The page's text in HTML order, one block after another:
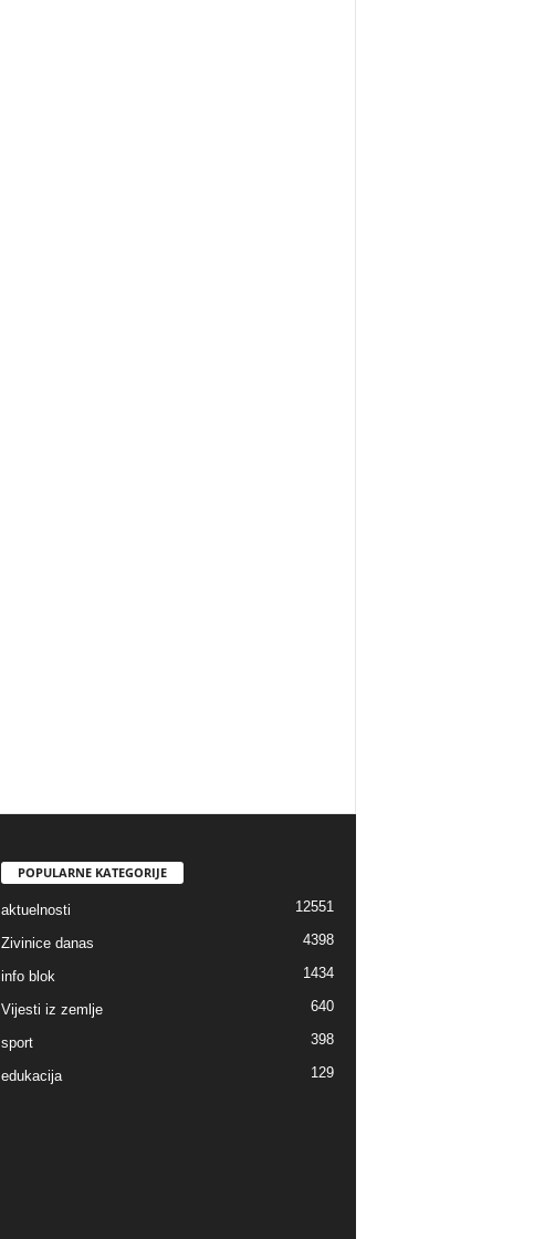
POPULARNE KATEGORIJE
aktuelnosti 12551
Zivinice danas 4398
info blok 1434
Vijesti iz zemlje 640
sport 398
edukacija 129